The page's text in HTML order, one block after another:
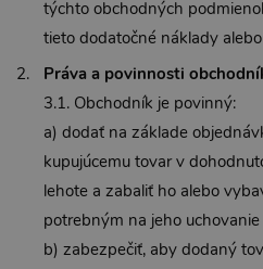
týchto obchodných
tieto dodatočné náklady
Práva a povinnosti
3.1. Obchodník je povinný:
a) dodať na základe
kupujúcemu tovar v
lehote a zabaliť ho alebo
potrebným na jeho
b) zabezpečiť, aby dodaný